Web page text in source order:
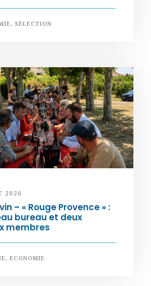
, SÉLECTION
2026
– « Rouge Provence » :
bureau et deux
membres
, ECONOMIE